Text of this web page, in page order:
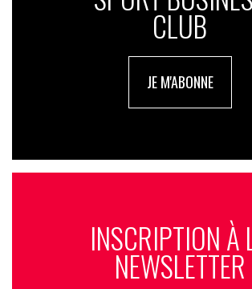
CLUB
JE M'ABONNE
INSCRIPTION À
NEWSLETTER